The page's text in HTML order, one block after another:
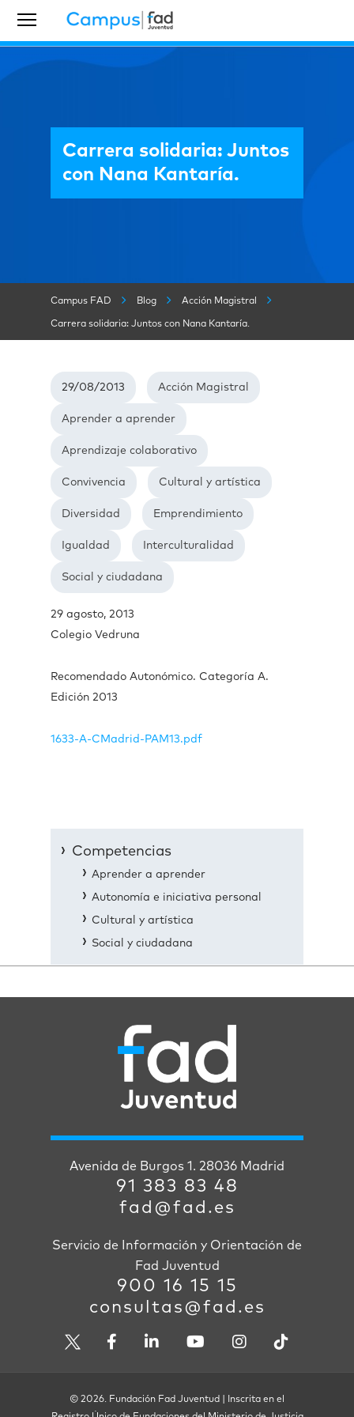
Carrera solidaria: Juntos
con Nana Kantaría.
Campus FAD Blog Acción Magistral
Carrera solidaria: Juntos con Nana Kantaría.
29/08/2013 Acción Magistral
Aprender a aprender
Aprendizaje colaborativo
Convivencia Cultural y artística
Diversidad Emprendimiento
Igualdad Interculturalidad
Social y ciudadana
29 agosto, 2013
Colegio Vedruna
Recomendado Autonómico. Categoría A.
Edición 2013
1633-A-CMadrid-PAM13.pdf
Competencias
Aprender a aprender
Autonomía e iniciativa personal
Cultural y artística
Social y ciudadana
Avenida de Burgos 1. 28036 Madrid
91 383 83 48
fad@fad.es
Servicio de Información y Orientación de
Fad Juventud
900 16 15 15
consultas@fad.es
© 2026. Fundación Fad Juventud | Inscrita en el